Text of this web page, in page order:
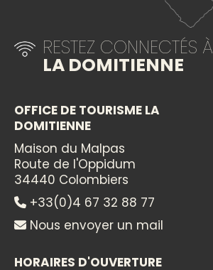
RESTEZ CONNECTÉS À
LA DOMITIENNE
OFFICE DE TOURISME LA
DOMITIENNE
Maison du Malpas
Route de l'Oppidum
34440 Colombiers
+33(0)4 67 32 88 77
Nous envoyer un mail
HORAIRES D'OUVERTURE